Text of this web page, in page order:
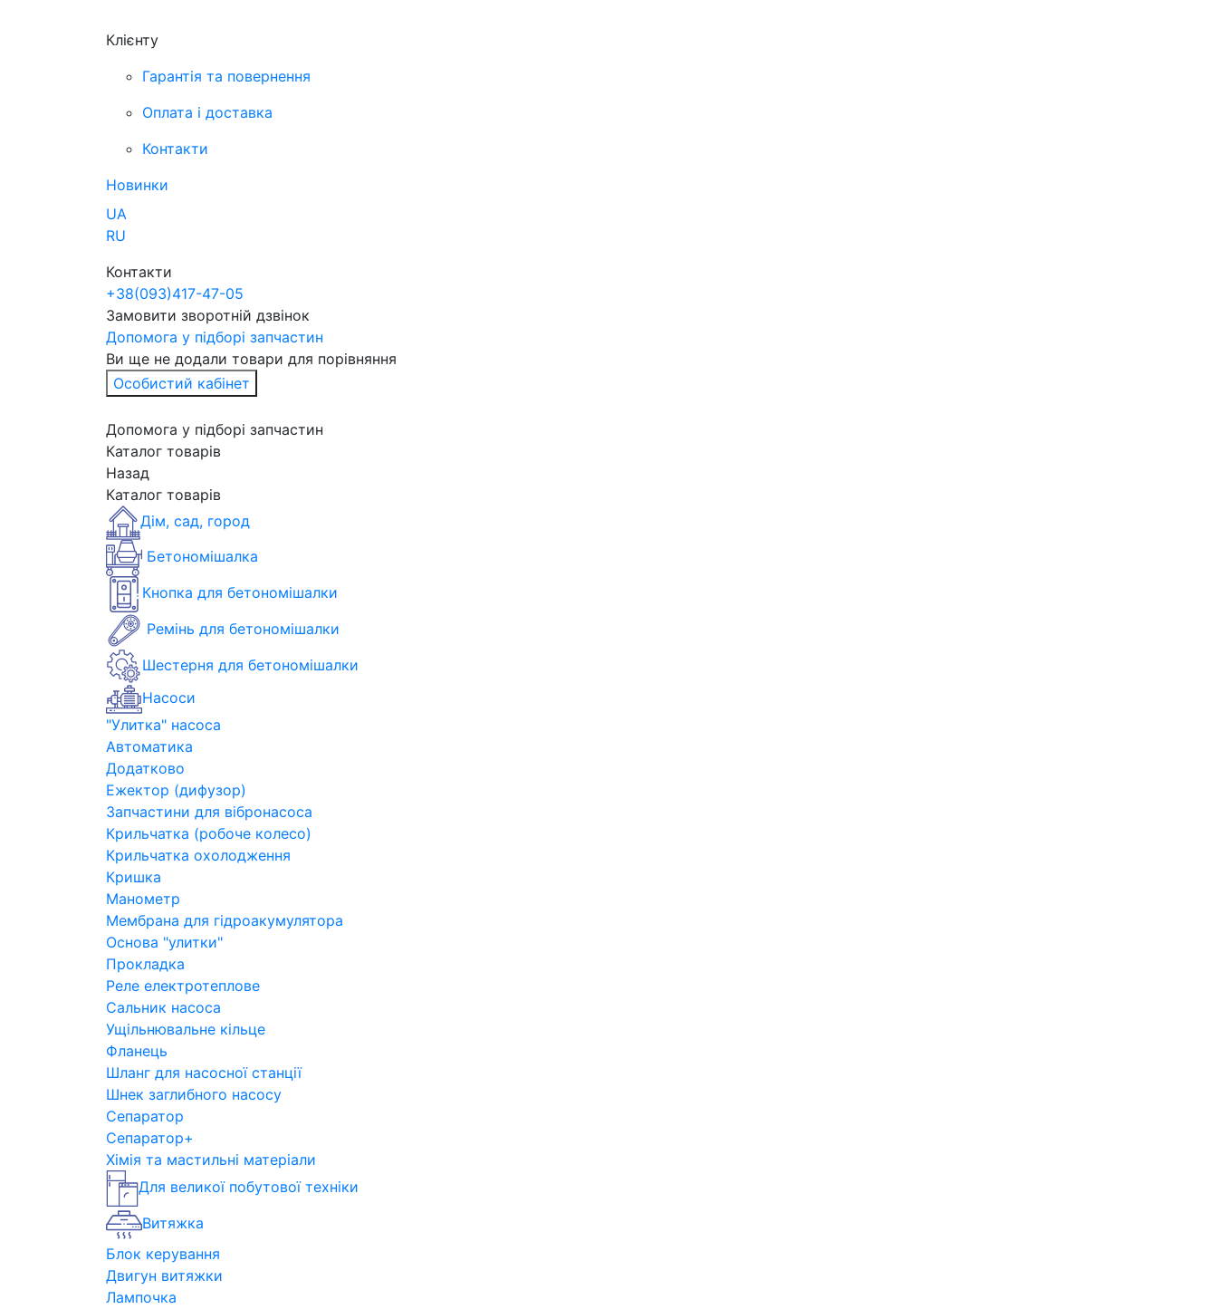
Клієнту
Гарантія та повернення
Оплата і доставка
Контакти
Новинки
UA
RU
Контакти
+38(093)417-47-05
Замовити зворотній дзвінок
Допомога у підборі запчастин
Ви ще не додали товари для порівняння
Особистий кабінет
Допомога у підборі запчастин
Каталог товарів
Назад
Каталог товарів
Дім, сад, город
Бетономішалка
Кнопка для бетономішалки
Ремінь для бетономішалки
Шестерня для бетономішалки
Насоси
"Улитка" насоса
Автоматика
Додатково
Ежектор (дифузор)
Запчастини для вібронасоса
Крильчатка (робоче колесо)
Крильчатка охолодження
Кришка
Манометр
Мембрана для гідроакумулятора
Основа "улитки"
Прокладка
Реле електротеплове
Сальник насоса
Ущільнювальне кільце
Фланець
Шланг для насосної станції
Шнек заглибного насосу
Сепаратор
Сепаратор+
Хімія та мастильні матеріали
Для великої побутової техніки
Витяжка
Блок керування
Двигун витяжки
Лампочка